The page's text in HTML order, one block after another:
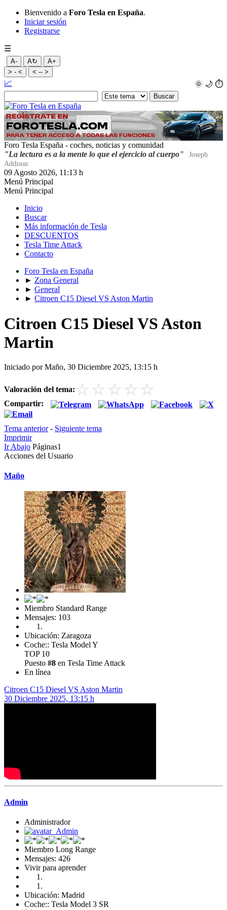
Bienvenido a Foro Tesla en España.
Iniciar sesión
Registrarse
☰
A- A↻
A+
> - <
< -- >
🌞 🌙 ⏱️
📈
Foro Tesla España - coches, noticias y comunidad
"La lectura es a la mente lo que el ejercicio al cuerpo"
Joseph
Addison
09 Agosto 2026, 11:13 h
Menú Principal
Menú Principal
Inicio
Buscar
Más información de Tesla
DESCUENTOS
Tesla Time Attack
Contacto
Foro Tesla en España
► Zona General
► General
► Citroen C15 Diesel VS Aston Martin
Citroen C15 Diesel VS Aston
Martin
Iniciado por Maño, 30 Diciembre 2025, 13:15 h
Valoración del tema: ☆ ☆ ☆ ☆ ☆
Compartir:
Tema anterior- Siguiente tema
Imprimir
Ir Abajo Páginas1
Acciones del Usuario
Maño
Miembro Standard Range
Mensajes: 103
Ubicación: Zaragoza
Coche:: Tesla Model Y
TOP 10
Puesto #8 en Tesla Time Attack
En línea
Citroen C15 Diesel VS Aston Martin
30 Diciembre 2025, 13:15 h
Admin
Administrador
Miembro Long Range
Mensajes: 426
Vivir para aprender
Ubicación: Madrid
Coche:: Tesla Model 3 SR